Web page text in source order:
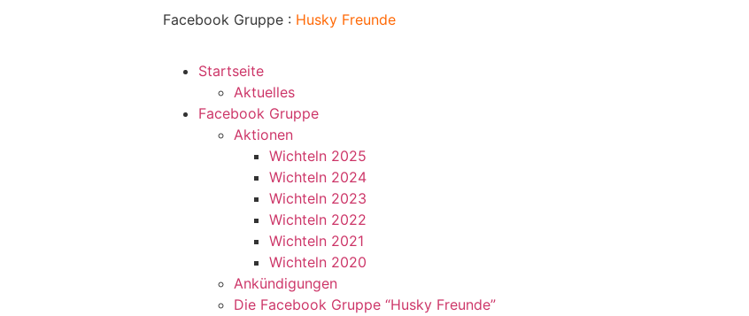
Facebook Gruppe : Husky Freunde
Startseite
Aktuelles
Facebook Gruppe
Aktionen
Wichteln 2025
Wichteln 2024
Wichteln 2023
Wichteln 2022
Wichteln 2021
Wichteln 2020
Ankündigungen
Die Facebook Gruppe “Husky Freunde”